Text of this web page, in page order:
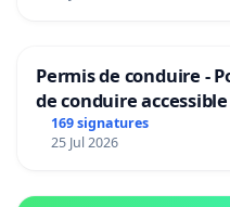
Permis de conduire -
de conduire
Bruxelles
169 signatures
25 Jul 2026